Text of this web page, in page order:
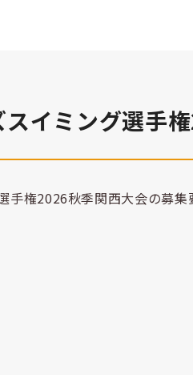
イミング選手
手権2026秋季関西大会の募集